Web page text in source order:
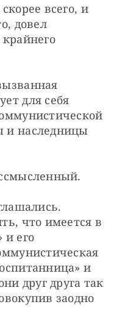
всего, и
довел
для себя
и наследницы
что имеется в
и его
и
друг друга так
заодно